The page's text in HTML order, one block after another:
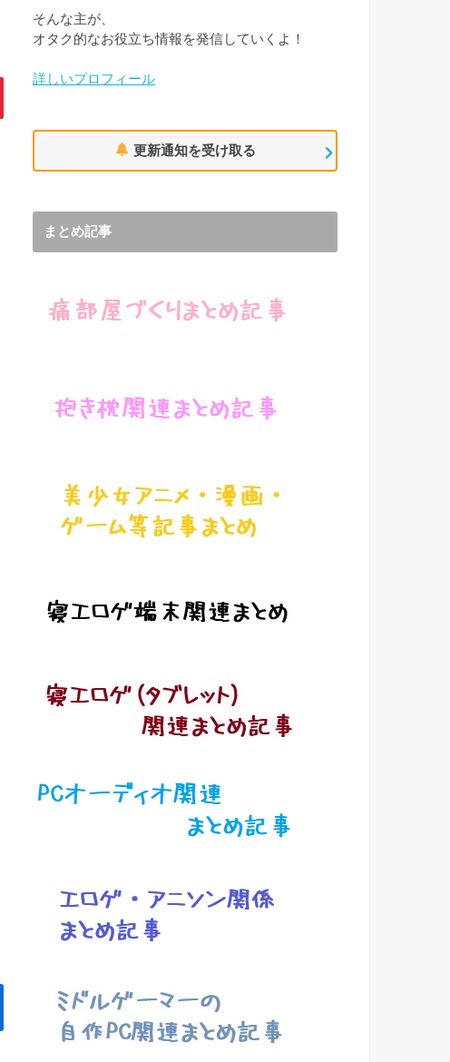
そんな主が、
オタク的なお役立ち情報を発信していくよ！
詳しいプロフィール
更新通知を受け取る
まとめ記事